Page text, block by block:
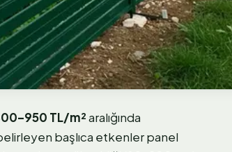
TL/m²aralığında
başlıca etkenler panel